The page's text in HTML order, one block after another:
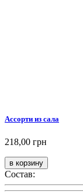
Ассорти из сала
218,00 грн
Состав: